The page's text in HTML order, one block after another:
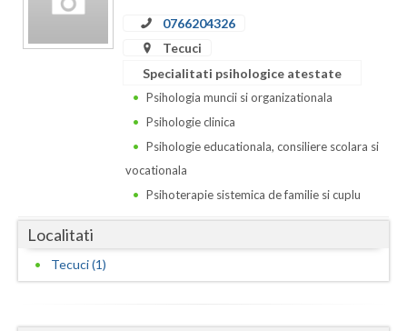
Constanta
Giurgiu
Gorj
0766204326
Tecuci
Specialitati psihologice atestate
Psihologia muncii si organizationala
Psihologie clinica
Psihologie educationala, consiliere scolara si
vocationala
Psihoterapie sistemica de familie si cuplu
Localitati
Tecuci (1)